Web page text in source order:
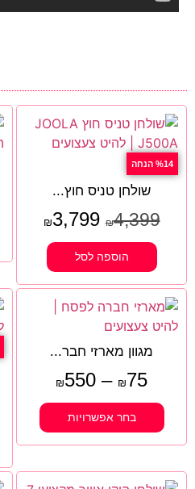
%14 הנחה
שולחן טניס חוץ...
₪4,399
₪3,799
הוספה לסל
מגוון מארזי חבר...
₪75
–
₪550
בחר אפשרויות